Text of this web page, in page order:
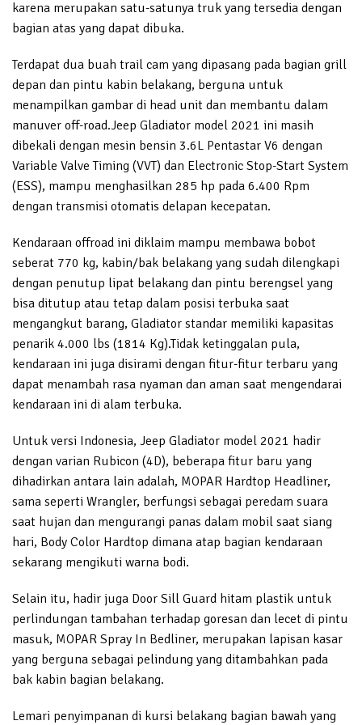
karena merupakan satu-satunya truk yang tersedia dengan
bagian atas yang dapat dibuka.
Terdapat dua buah trail cam yang dipasang pada bagian grill
depan dan pintu kabin belakang, berguna untuk
menampilkan gambar di head unit dan membantu dalam
manuver off-road.Jeep Gladiator model 2021 ini masih
dibekali dengan mesin bensin 3.6L Pentastar V6 dengan
Variable Valve Timing (VVT) dan Electronic Stop-Start System
(ESS), mampu menghasilkan 285 hp pada 6.400 Rpm
dengan transmisi otomatis delapan kecepatan.
Kendaraan offroad ini diklaim mampu membawa bobot
seberat 770 kg, kabin/bak belakang yang sudah dilengkapi
dengan penutup lipat belakang dan pintu berengsel yang
bisa ditutup atau tetap dalam posisi terbuka saat
mengangkut barang, Gladiator standar memiliki kapasitas
penarik 4.000 lbs (1814 Kg).Tidak ketinggalan pula,
kendaraan ini juga disirami dengan fitur-fitur terbaru yang
dapat menambah rasa nyaman dan aman saat mengendarai
kendaraan ini di alam terbuka.
Untuk versi Indonesia, Jeep Gladiator model 2021 hadir
dengan varian Rubicon (4D), beberapa fitur baru yang
dihadirkan antara lain adalah, MOPAR Hardtop Headliner,
sama seperti Wrangler, berfungsi sebagai peredam suara
saat hujan dan mengurangi panas dalam mobil saat siang
hari, Body Color Hardtop dimana atap bagian kendaraan
sekarang mengikuti warna bodi.
Selain itu, hadir juga Door Sill Guard hitam plastik untuk
perlindungan tambahan terhadap goresan dan lecet di pintu
masuk, MOPAR Spray In Bedliner, merupakan lapisan kasar
yang berguna sebagai pelindung yang ditambahkan pada
bak kabin bagian belakang.
Lemari penyimpanan di kursi belakang bagian bawah yang